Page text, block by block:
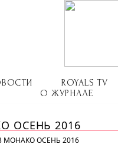
ROYALS TV
О ЖУРНАЛЕ
ОСЕНЬ 2016
МОНАКО ОСЕНЬ 2016